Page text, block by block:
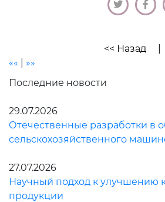
<< Назад
««
»»
Последние новости
29.07.2026
Отечественные разработки в
сельскохозяйственного
27.07.2026
Научный подход к улучшению
продукции